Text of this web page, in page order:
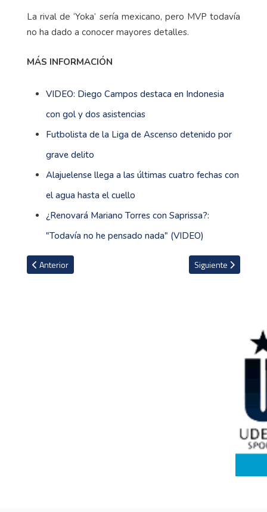
La rival de ‘Yoka’ sería mexicano, pero MVP todavía
no ha dado a conocer mayores detalles.
MÁS INFORMACIÓN
VIDEO: Diego Campos destaca en Indonesia
con gol y dos asistencias
Futbolista de la Liga de Ascenso detenido por
grave delito
Alajuelense llega a las últimas cuatro fechas con
el agua hasta el cuello
¿Renovará Mariano Torres con Saprissa?:
"Todavía no he pensado nada" (VIDEO)
Artículo anterior: Yokasta Valle confirma pelea por título mundial
Anterior Artículo siguiente:
Siguiente